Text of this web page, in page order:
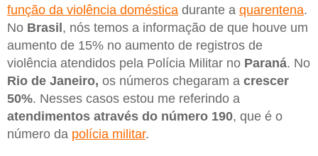
função da violência doméstica durante a quarentena.
No Brasil, nós temos a informação de que houve um
aumento de 15% no aumento de registros de
violência atendidos pela Polícia Militar no Paraná. No
Rio de Janeiro, os números chegaram a crescer
50%. Nesses casos estou me referindo a
atendimentos através do número 190, que é o
número da polícia militar.